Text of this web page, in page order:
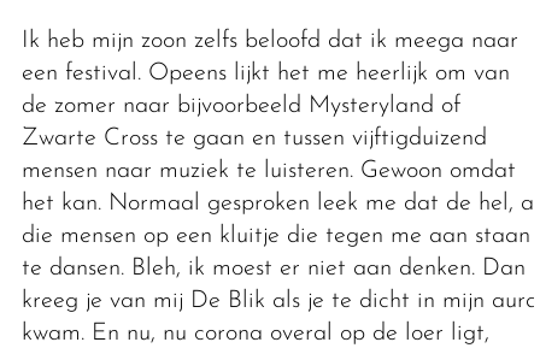
Ik heb mijn zoon zelfs beloofd dat ik meega naar
een festival. Opeens lijkt het me heerlijk om van
de zomer naar bijvoorbeeld Mysteryland of
Zwarte Cross te gaan en tussen vijftigduizend
mensen naar muziek te luisteren. Gewoon omdat
het kan. Normaal gesproken leek me dat de hel, al
die mensen op een kluitje die tegen me aan staan
te dansen. Bleh, ik moest er niet aan denken. Dan
kreeg je van mij De Blik als je te dicht in mijn aura
kwam. En nu, nu corona overal op de loer ligt,